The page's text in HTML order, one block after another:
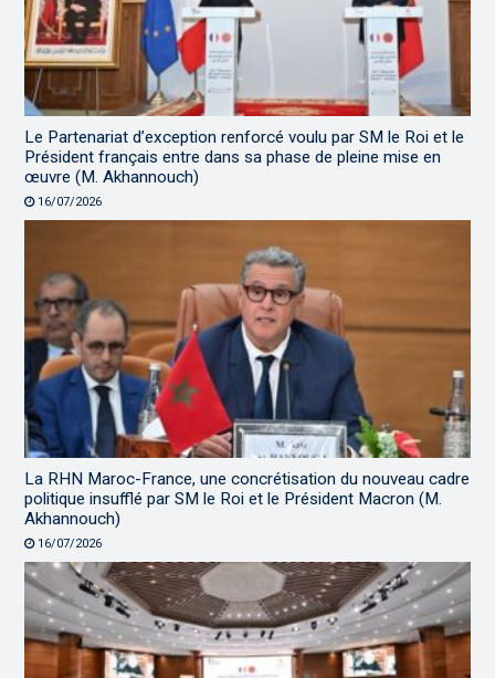
Le Partenariat d’exception renforcé voulu par SM le Roi et le
Président français entre dans sa phase de pleine mise en
œuvre (M. Akhannouch)
16/07/2026
La RHN Maroc-France, une concrétisation du nouveau cadre
politique insufflé par SM le Roi et le Président Macron (M.
Akhannouch)
16/07/2026